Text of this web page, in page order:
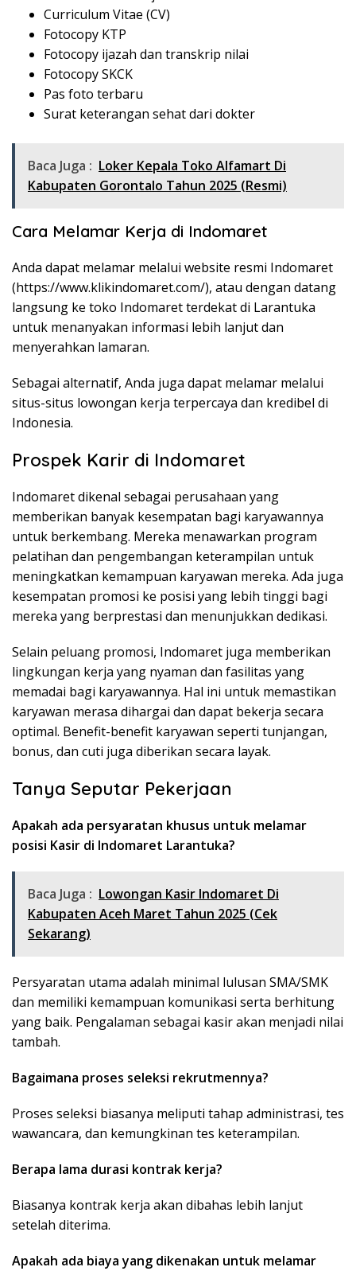
Curriculum Vitae (CV)
Fotocopy KTP
Fotocopy ijazah dan transkrip nilai
Fotocopy SKCK
Pas foto terbaru
Surat keterangan sehat dari dokter
Baca Juga : Loker Kepala Toko Alfamart Di
Kabupaten Gorontalo Tahun 2025 (Resmi)
Cara Melamar Kerja di Indomaret
Anda dapat melamar melalui website resmi Indomaret
(https://www.klikindomaret.com/), atau dengan datang
langsung ke toko Indomaret terdekat di Larantuka
untuk menanyakan informasi lebih lanjut dan
menyerahkan lamaran.
Sebagai alternatif, Anda juga dapat melamar melalui
situs-situs lowongan kerja terpercaya dan kredibel di
Indonesia.
Prospek Karir di Indomaret
Indomaret dikenal sebagai perusahaan yang
memberikan banyak kesempatan bagi karyawannya
untuk berkembang. Mereka menawarkan program
pelatihan dan pengembangan keterampilan untuk
meningkatkan kemampuan karyawan mereka. Ada juga
kesempatan promosi ke posisi yang lebih tinggi bagi
mereka yang berprestasi dan menunjukkan dedikasi.
Selain peluang promosi, Indomaret juga memberikan
lingkungan kerja yang nyaman dan fasilitas yang
memadai bagi karyawannya. Hal ini untuk memastikan
karyawan merasa dihargai dan dapat bekerja secara
optimal. Benefit-benefit karyawan seperti tunjangan,
bonus, dan cuti juga diberikan secara layak.
Tanya Seputar Pekerjaan
Apakah ada persyaratan khusus untuk melamar
posisi Kasir di Indomaret Larantuka?
Baca Juga : Lowongan Kasir Indomaret Di
Kabupaten Aceh Maret Tahun 2025 (Cek
Sekarang)
Persyaratan utama adalah minimal lulusan SMA/SMK
dan memiliki kemampuan komunikasi serta berhitung
yang baik. Pengalaman sebagai kasir akan menjadi nilai
tambah.
Bagaimana proses seleksi rekrutmennya?
Proses seleksi biasanya meliputi tahap administrasi, tes
wawancara, dan kemungkinan tes keterampilan.
Berapa lama durasi kontrak kerja?
Biasanya kontrak kerja akan dibahas lebih lanjut
setelah diterima.
Apakah ada biaya yang dikenakan untuk melamar